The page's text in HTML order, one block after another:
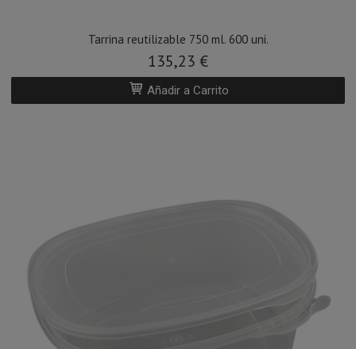
Tarrina reutilizable 750 ml. 600 uni.
135,23 €
Añadir a Carrito